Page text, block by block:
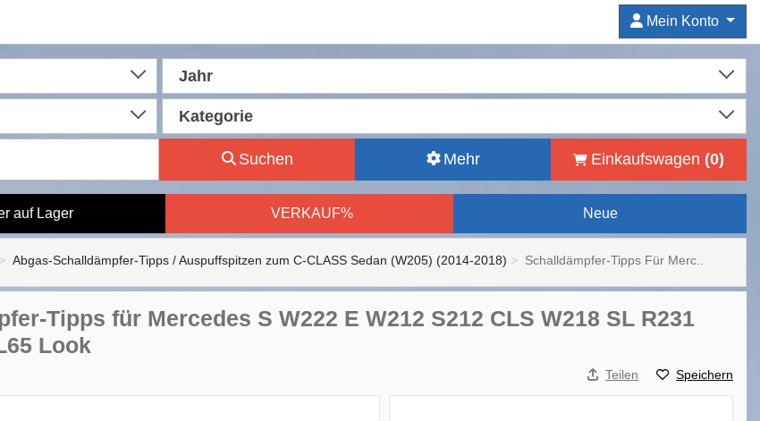
Mein Konto
Jahr
Kategorie
Suchen Mehr Einkaufswagen (0)
auf Lager VERKAUF% Neue
Abgas-Schalldämpfer-Tipps / Auspuffspitzen zum C-CLASS Sedan (W205) (2014-2018) Schalldämpfer-Tipps Für Merc..
Tipps für Mercedes S W222 E W212 S212 CLS W218 SL R231
Look
Teilen Speichern